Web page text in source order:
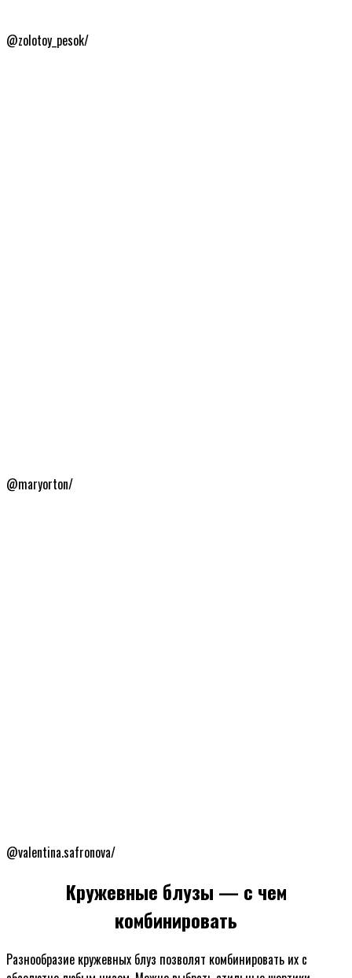
@zolotoy_pesok/
@maryorton/
@valentina.safronova/
Кружевные блузы — с чем
комбинировать
Разнообразие кружевных блуз позволят комбинировать их с